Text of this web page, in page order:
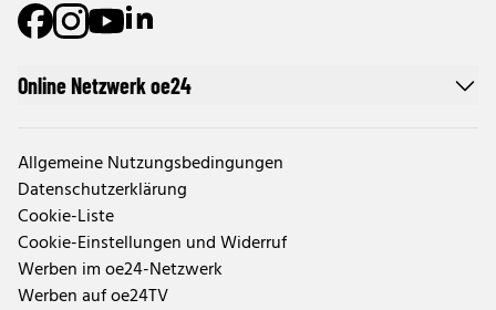
Online Netzwerk oe24
Allgemeine Nutzungsbedingungen
Datenschutzerklärung
Cookie-Liste
Cookie-Einstellungen und Widerruf
Werben im oe24-Netzwerk
Werben auf oe24TV